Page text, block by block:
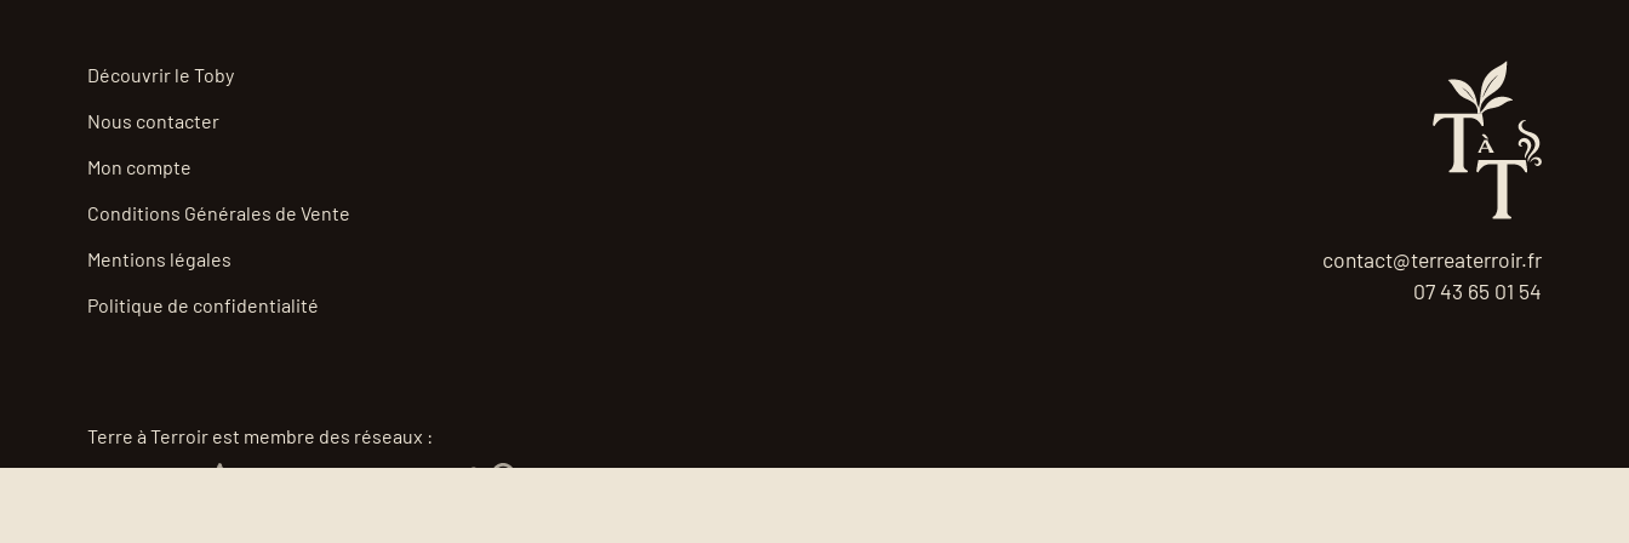
Découvrir le Toby
Nous contacter
Mon compte
Conditions Générales de Vente
Mentions légales
Politique de confidentialité
contact@terreaterroir.fr
07 43 65 01 54
Terre à Terroir est membre des réseaux :